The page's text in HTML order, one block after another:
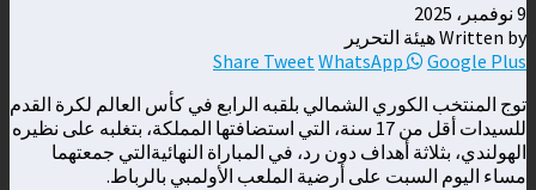
9 نوفمبر، 2025
Written by هيئة التحرير
Share TweetWhatsApp
Google Plus
توج المنتخب الكوري الشمالي بلقبه الرابع في كأس العالم لكرة القدم
للسيدات أقل من 17 سنة، التي استضافتها المملكة، بتغلبه على نظيره
الهولندي، بثلاثة أهداف دون رد، في المباراة النهائيةالتي جمعتهما
مساء اليوم السبت على أرضية الملعب الأولمبي بالرباط.